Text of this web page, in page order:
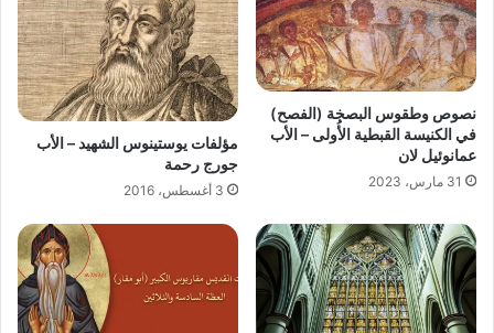
نصوص وطقوس البصخة (الفصح)
في الكنيسة القبطية الأُولى – الأب
عمانوئيل لان
31 مارس، 2023
مؤلفات يوستينوس الشهيد – الأب
جورج رحمة
3 أغسطس، 2016